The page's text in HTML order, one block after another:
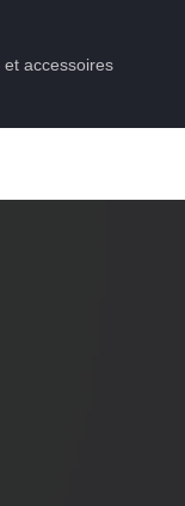
et accessoires